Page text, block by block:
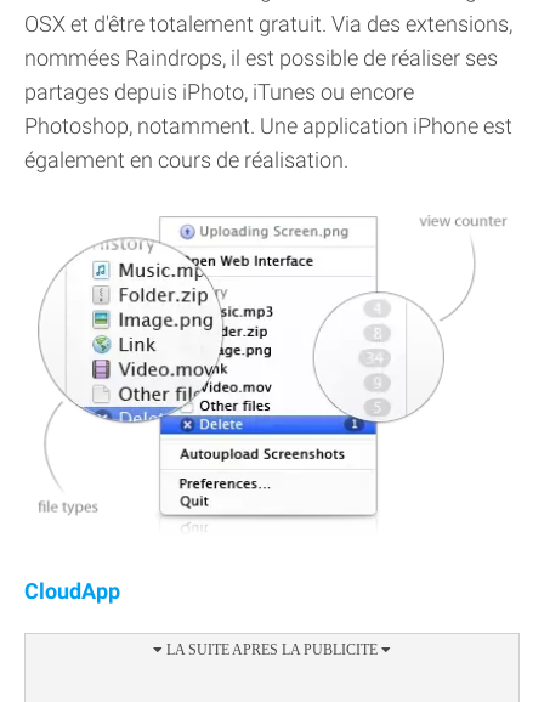
OSX et d'être totalement gratuit. Via des extensions,
nommées Raindrops, il est possible de réaliser ses
partages depuis iPhoto, iTunes ou encore
Photoshop, notamment. Une application iPhone est
également en cours de réalisation.
CloudApp